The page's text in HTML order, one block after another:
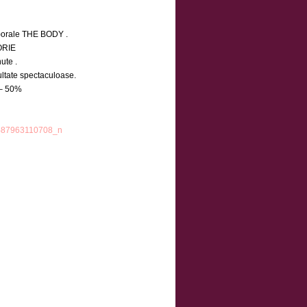
THE BODY .
.
spectaculoase.
50%